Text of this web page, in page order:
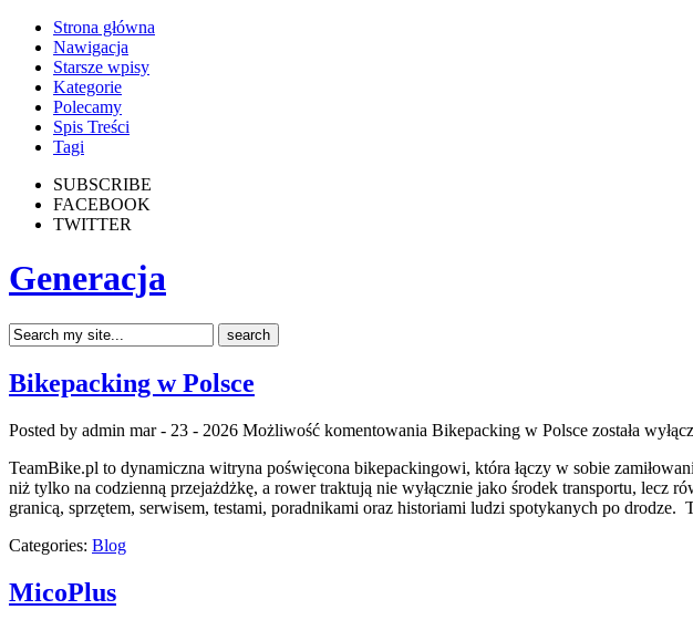
Strona główna
Nawigacja
Starsze wpisy
Kategorie
Polecamy
Spis Treści
Tagi
SUBSCRIBE
FACEBOOK
TWITTER
Generacja
Bikepacking w Polsce
Posted by admin mar - 23 - 2026 Możliwość komentowania Bikepacking w Polsce została
TeamBike.pl to dynamiczna witryna poświęcona bikepackingowi, która łączy w sobie
niż tylko na codzienną przejażdżkę, a rower traktują nie wyłącznie jako środek transportu, lecz
granicą, sprzętem, serwisem, testami, poradnikami oraz historiami ludzi spotykanych po
Categories: Blog
MicoPlus